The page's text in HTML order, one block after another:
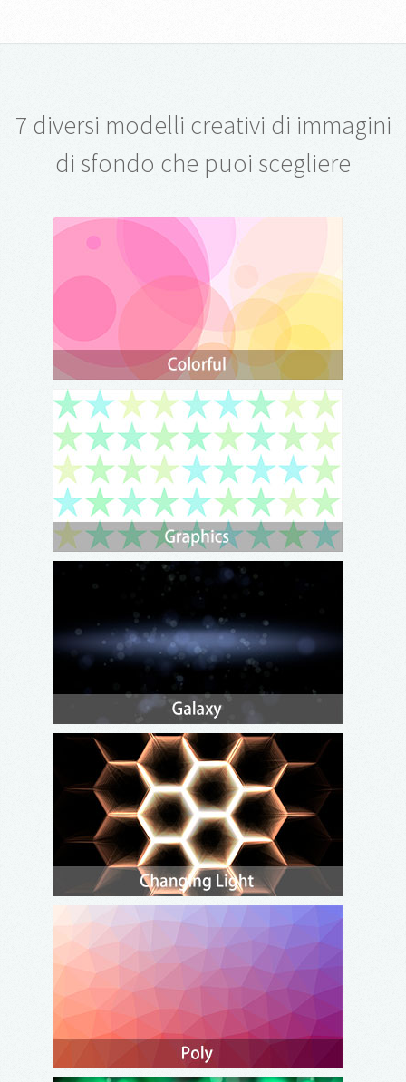
7 diversi modelli creativi di immagini
di sfondo che puoi scegliere